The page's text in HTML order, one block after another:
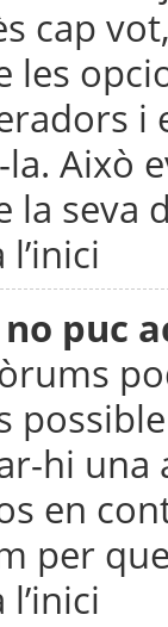
cap
les
i
Això
la seva
puc
hi una
en
per